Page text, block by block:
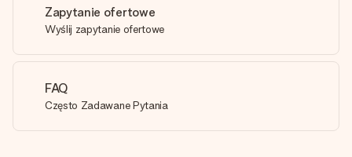
Zapytanie ofertowe
Wyślij zapytanie ofertowe
FAQ
Często Zadawane Pytania